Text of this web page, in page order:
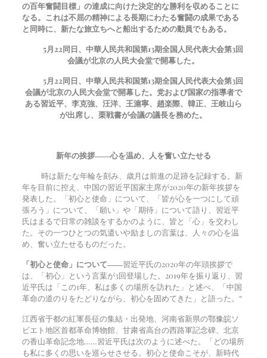
の百年奮闘目標」の達成に向けた決定的な勝利を収めることに
なる。これは不屈の精神による長期にわたる奮闘の成果である
と同時に、新たな旅立ちへと船出するための動員でもある。
5月22同日、中華人民共和国第13期全国人民代表大会第3回
会議が北京の人民大会堂で開幕した。
5月22同日、中華人民共和国第13期全国人民代表大会第3回
会議が北京の人民大会堂で開幕した。党および国家の指導者で
ある習近平、李克強、汪洋、王滬寧、趙楽際、韓正、王岐山ら
が出席し、栗戦書が会議の議長を務めた。
新年の挨拶――心を温め、人を奮い立たせる
時は新たな年輪を刻み、歳月は前進の足跡を記録する。新
年を目前に控え、中国の習近平国家主席が2020年の新年挨拶を
発表した。「初心と使命」について、「皆が心を一つにして頑
張ろう」について、「願い」や「期待」について語り、習近平
氏はまるで日常の雑談をするかのように、皆と「心」を交わし
た。その一つひとつの気遣いや励ましの言葉は、人々の心を温
め、奮い立たせるものだった。
「初心と使命」について――習近平氏の2020年の年頭挨拶で
は、「初心」という言葉が3回登場した。2019年を振り返り、習
近平氏は「この1年、私は多くの場所を訪れた」と述べ、「中国
革命の道のりをたどりながら、初心を固めてきた」と語った。“
江西省于都の紅軍長征の集結・出発地、河南省新県の鄂豫皖ソ
ビエト地区首都革命博物館、甘粛省高台の西路軍記念碑、北京
の香山革命記念地……習近平氏は次のように述べた。「どの場所
も私に多くの思いを巡らせさせる。初心と使命こそが、新時代